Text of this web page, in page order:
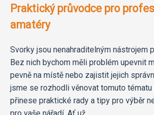
Praktický průvodce pro
amatéry
Svorky jsou nenahraditelným nástrojem
Bez nich bychom měli problém upevnit
pevně na místě nebo zajistit jejich
jsme se rozhodli věnovat tomuto tématu
přinese praktické rady a tipy pro výběr